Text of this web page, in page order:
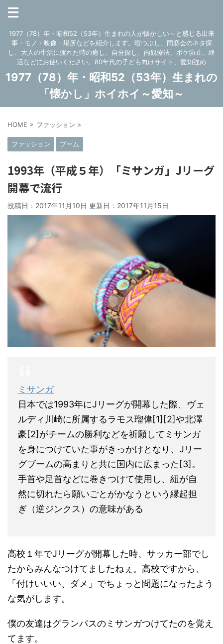
1977（78）年・昭和52（53年）生まれの人が懐かしい～と感じる出来
事・モノ・映像・場所などを紹介します。暇つぶし、同窓会のネタ探
し、大人の生活に疲れた時の癒し、自分探し、内観療法、ボケ防止、終
活などにお使いください。80年代の子ども向けサイト、愛知強め
1977（78）年・昭和52（53年）生まれの
「懐かし」ホイホイ～愛知～
HOME > ファッション >
ファッション ブーム
1993年（平成５年）「ミサンガ」Jリーグ
開幕で流行
投稿日：2017年11月10日 更新日： 2017年11月15日
ミサンガ
日本では1993年にJリーグが開幕した際、ヴェ
ルディ川崎に所属するラモス瑠偉[1][2]や北澤
豪[2]がチームの勝利などを祈願してミサンガ
を身につけていた事がきっかけとなり、Jリー
グブームの高まりと共に国内に広まった[3]。
手首や足首などに巻きつけて使用し、紐が自
然に切れたら願いごとがかなうという縁起担
ぎ（逆ジンクス）の意味がある
高校１年でJリーグが開幕した時、サッカー部でし
たからみんなつけてましたねぇ。高校ですから、
「付けいいい、ダメ」でちょっと問題になったよう
な気がします。
僕の友達はグランパスのミサンガつけてたのを覚え
てます。